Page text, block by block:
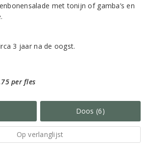
met tonijn of gamba’s en
3 jaar na de oogst.
per fles
Doos (6)
Op verlanglijst